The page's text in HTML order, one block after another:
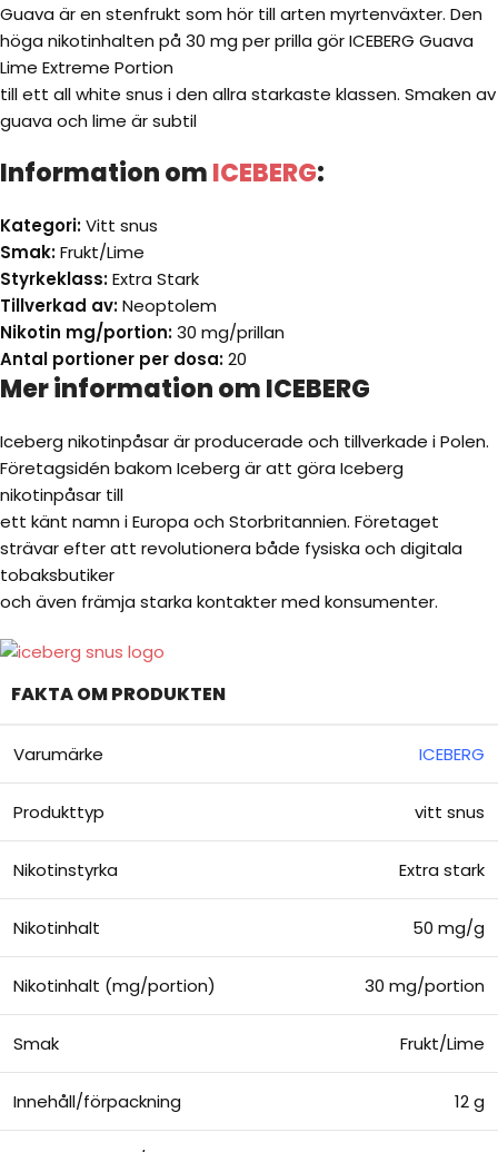
Guava är en stenfrukt som hör till arten myrtenväxter. Den
höga nikotinhalten på 30 mg per prilla gör ICEBERG Guava
Lime Extreme Portion
till ett all white snus i den allra starkaste klassen. Smaken av
guava och lime är subtil
Information omICEBERG:
Kategori:Vitt snus
Smak:Frukt/Lime
Styrkeklass:Extra Stark
Tillverkad av:Neoptolem
Nikotin mg/portion:30 mg/prillan
Antal portioner per dosa:20
Mer information om ICEBERG
Iceberg nikotinpåsar är producerade och tillverkade i Polen.
Företagsidén bakom Iceberg äratt göra Iceberg
nikotinpåsar till
ett känt namn i Europa och Storbritannien. Företaget
strävar efter att revolutionera både fysiska och digitala
tobaksbutiker
och även främja starka kontakter med konsumenter.
FAKTA OM PRODUKTEN
Varumärke ICEBERG
Produkttyp vitt snus
Nikotinstyrka Extra stark
Nikotinhalt 50 mg/g
Nikotinhalt (mg/portion) 30 mg/portion
Smak Frukt/Lime
Innehåll/förpackning 12 g